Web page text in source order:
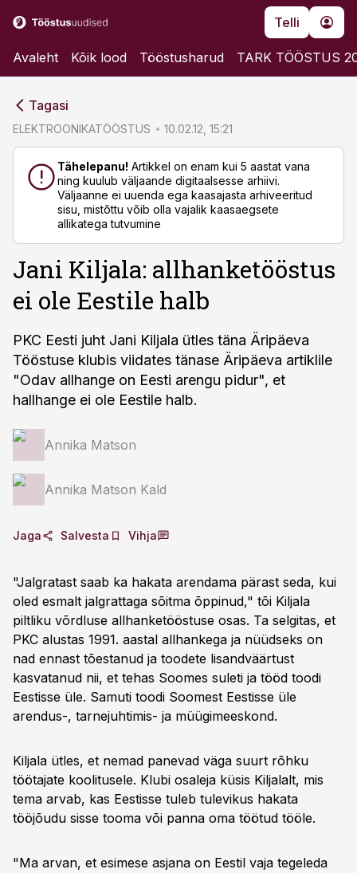
Telli
Avaleht Kõik lood Tööstusharud TARK TÖÖSTUS
Tagasi
ELEKTROONIKATÖÖSTUS 10.02.12, 15:21
Tähelepanu! Artikkel on enam kui 5 aastat vana
ning kuulub väljaande digitaalsesse arhiivi.
Väljaanne ei uuenda ega kaasajasta arhiveeritud
sisu, mistõttu võib olla vajalik kaasaegsete
allikatega tutvumine
Jani Kiljala: allhanketööstus
ei ole Eestile halb
PKC Eesti juht Jani Kiljala ütles täna Äripäeva
Tööstuse klubis viidates tänase Äripäeva artiklile
"Odav allhange on Eesti arengu pidur", et
hallhange ei ole Eestile halb.
Annika Matson
Annika Matson Kald
Jaga Salvesta Vihja
"Jalgratast saab ka hakata arendama pärast seda, kui
oled esmalt jalgrattaga sõitma õppinud," tõi Kiljala
piltliku võrdluse allhanketööstuse osas. Ta selgitas, et
PKC alustas 1991. aastal allhankega ja nüüdseks on
nad ennast tõestanud ja toodete lisandväärtust
kasvatanud nii, et tehas Soomes suleti ja tööd toodi
Eestisse üle. Samuti toodi Soomest Eestisse üle
arendus-, tarnejuhtimis- ja müügimeeskond.
Kiljala ütles, et nemad panevad väga suurt rõhku
töötajate koolitusele. Klubi osaleja küsis Kiljalalt, mis
tema arvab, kas Eestisse tuleb tulevikus hakata
tööjõudu sisse tooma või panna oma töötud tööle.
"Ma arvan, et esimese asjana on Eestil vaja tegeleda